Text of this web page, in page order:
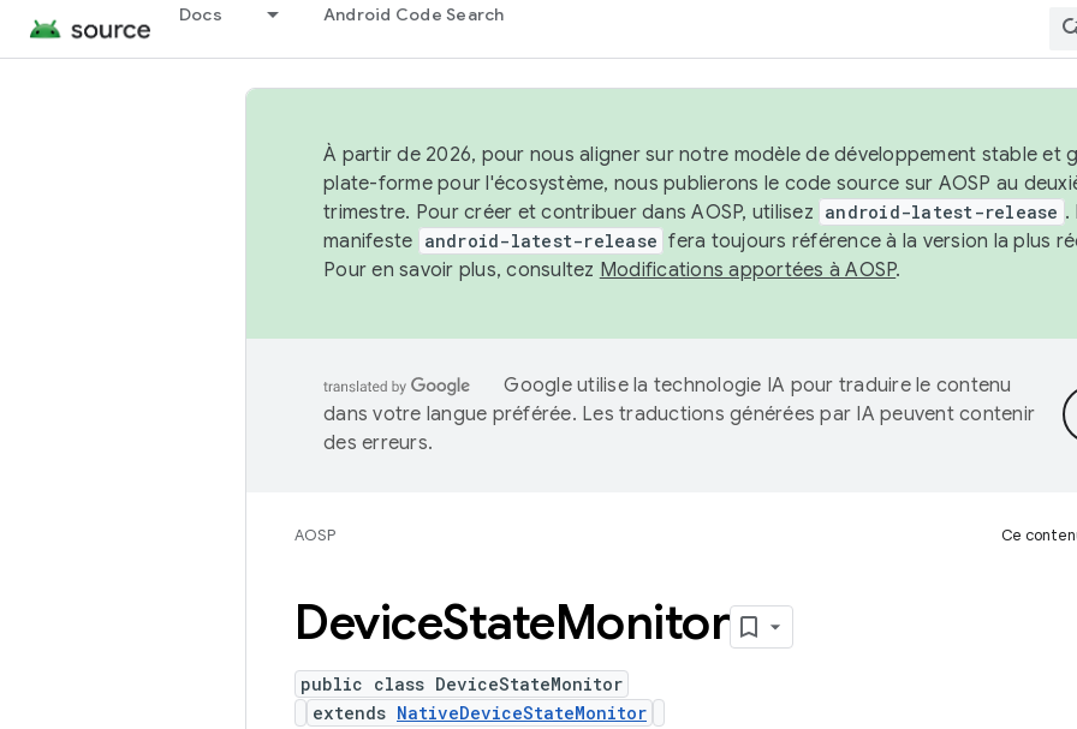
Docs Android Code Search
À partir de 2026, pour nous aligner sur notre modèle de développement stable et
plate-forme pour l'écosystème, nous publierons le code source sur AOSP au
trimestre. Pour créer et contribuer dans AOSP, utilisez android-latest-release .
manifeste android-latest-release fera toujours référence à la version la plus
Pour en savoir plus, consultez Modifications apportées à AOSP.
Google utilise la technologie IA pour traduire le contenu
dans votre langue préférée. Les traductions générées par IA peuvent contenir
des erreurs.
AOSP Ce
DeviceStateMonitor
public class DeviceStateMonitor
extends NativeDeviceStateMonitor